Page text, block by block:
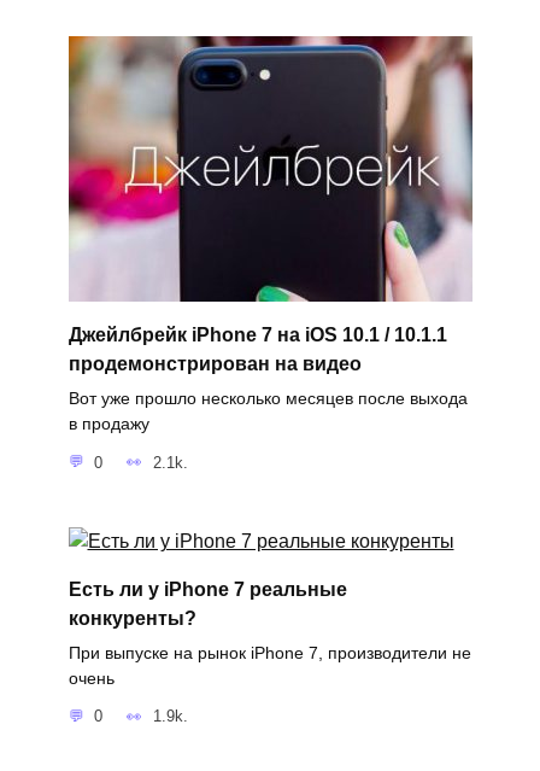
Джейлбрейк iPhone 7 на iOS 10.1 / 10.1.1
продемонстрирован на видео
Вот уже прошло несколько месяцев после выхода
в продажу
0 2.1k.
Есть ли у iPhone 7 реальные
конкуренты?
При выпуске на рынок iPhone 7, производители не
очень
0 1.9k.